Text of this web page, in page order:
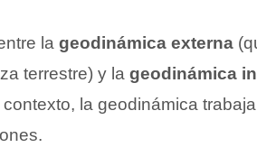
la geodinámica externa
terrestre) y la geodinámica
la geodinámica